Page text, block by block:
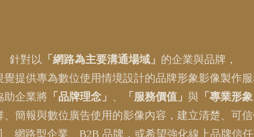
針對以 「網路為主要溝通場域」 的企業與品牌，
覺提供專為數位使用情境設計的品牌形象影像製作服
助企業將 「品牌理念」 、 「服務價值」 與 「專業形象
簡報與數位廣告使用的影像內容，建立清楚、可信
網路型企業、B2B 品牌，或希望強化線上品牌信任